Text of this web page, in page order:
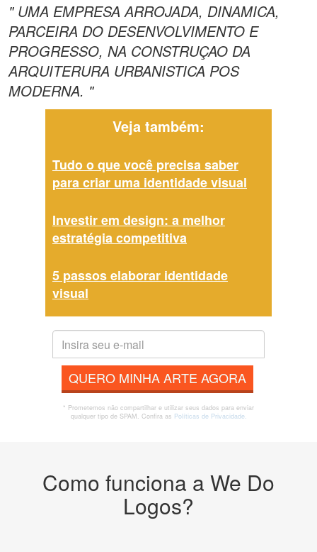
" UMA EMPRESA ARROJADA, DINAMICA,
PARCEIRA DO DESENVOLVIMENTO E
PROGRESSO, NA CONSTRUÇAO DA
ARQUITERURA URBANISTICA POS
MODERNA. "
Veja também:
Tudo o que você precisa saber
para criar uma identidade visual
Investir em design: a melhor
estratégia competitiva
5 passos elaborar identidade
visual
QUERO MINHA ARTE AGORA
* Prometemos não compartilhar e utilizar seus dados para enviar
qualquer tipo de SPAM. Confira as Políticas de Privacidade.
Como funciona a We Do
Logos?